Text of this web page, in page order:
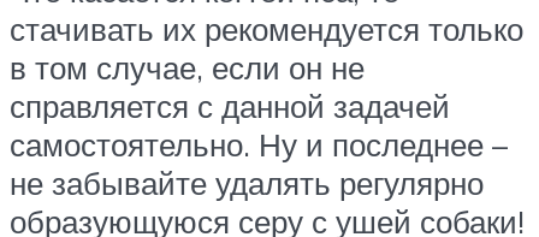
стачивать их рекомендуется только
в том случае, если он не
справляется с данной задачей
самостоятельно. Ну и последнее –
не забывайте удалять регулярно
образующуюся серу с ушей собаки!